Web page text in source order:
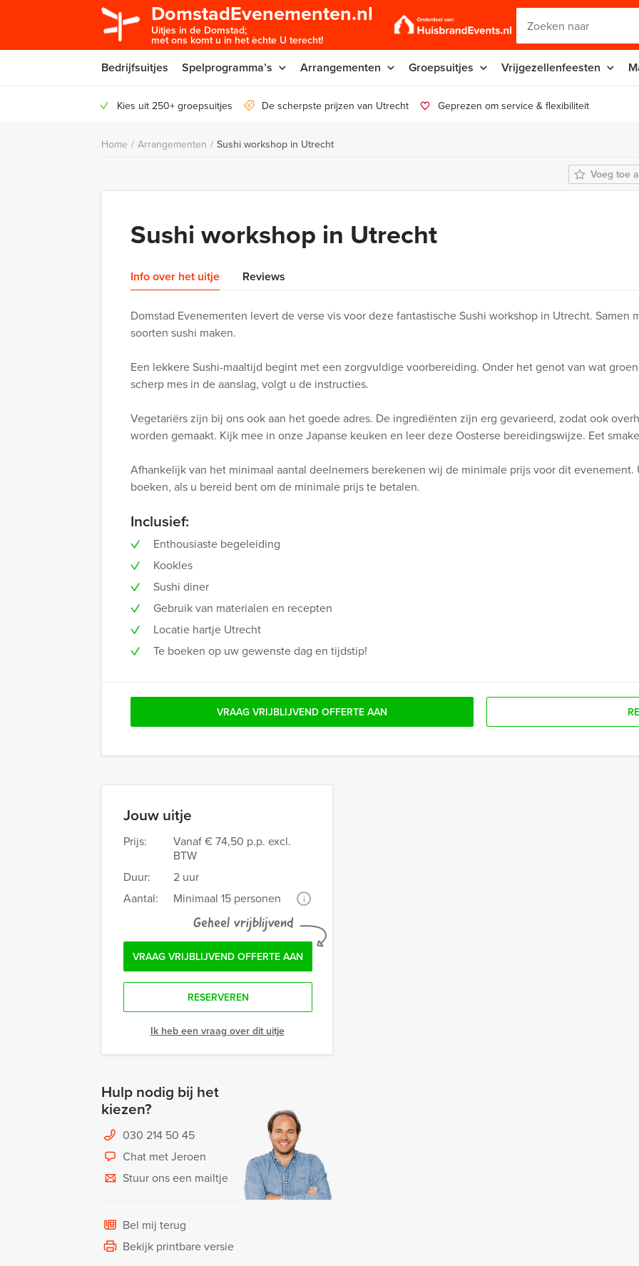
DomstadEvenementen.nl
Uitjes in de Domstad;
met ons komt u in het èchte U terecht!
Bedrijfsuitjes Spelprogramma’s Arrangementen Groepsuitjes Vrijgezellenfeesten
Kies uit 250+ groepsuitjes De scherpste prijzen van Utrecht Geprezen om service & flexibiliteit
Home / Arrangementen / Sushi workshop in Utrecht
Voeg toe
Jouw uitje
Prijs: Vanaf€ 74,50 p.p. excl.
BTW
Duur:
2 uur
Aantal:
Minimaal 15 personen i
Geheel vrijblijvend
VRAAG VRIJBLIJVEND OFFERTE AAN
RESERVEREN
Ik heb een vraag over dit uitje
Hulp nodig bij het
kiezen?
030 214 50 45
Chat met Jeroen
Stuur ons een mailtje
Bel mij terug
Bekijk printbare versie
Sushi workshop in Utrecht
Info over het uitje Reviews
Domstad Evenementen levert de verse vis voor deze fantastische Sushi workshop in Utrecht. Samen
soorten sushi maken.
Een lekkere Sushi-maaltijd begint met een zorgvuldige voorbereiding. Onder het genot van wat
scherp mes in de aanslag, volgt u de instructies.
Vegetariërs zijn bij ons ook aan het goede adres. De ingrediënten zijn erg gevarieerd, zodat ook
worden gemaakt. Kijk mee in onze Japanse keuken en leer deze Oosterse bereidingswijze. Eet
Afhankelijk van het minimaal aantal deelnemers berekenen wij de minimale prijs voor dit
boeken, als u bereid bent om de minimale prijs te betalen.
Inclusief:
Enthousiaste begeleiding
Kookles
Sushi diner
Gebruik van materialen en recepten
Locatie hartje Utrecht
Te boeken op uw gewenste dag en tijdstip!
VRAAG VRIJBLIJVEND OFFERTE AAN